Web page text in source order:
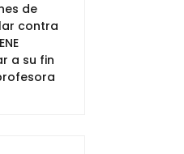
de
contra
a su fin